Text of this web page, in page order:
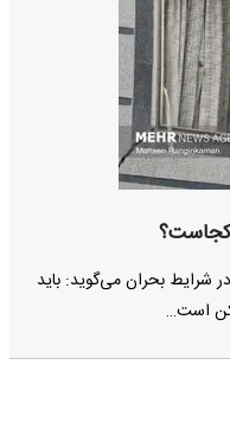
کجاست؟
شرایط بحران می‌گوید: باید
است…